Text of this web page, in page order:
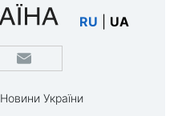
RU UA
Новини України